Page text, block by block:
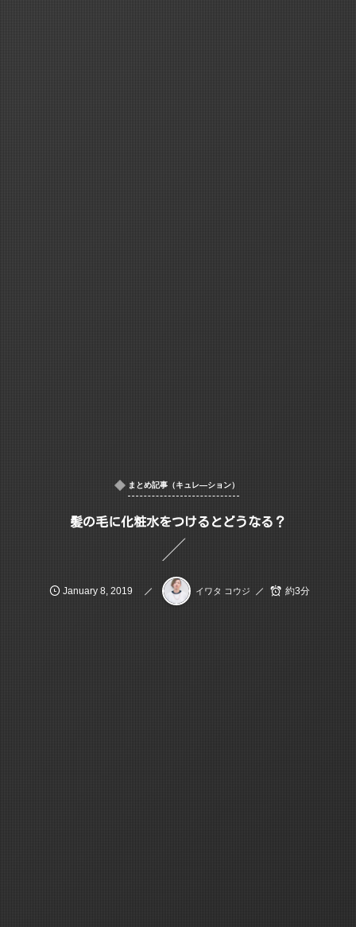
まとめ記事（キュレ―ション）
髪の毛に化粧水をつけるとどうなる？
January 8 2019 イワタ コウジ 約3分